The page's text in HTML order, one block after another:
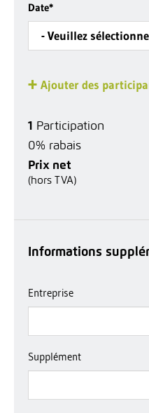
Date*
- Veuillez
Ajouter des
1 Participation
0% rabais
Prix net
(hors TVA)
Informations
Entreprise
Supplément